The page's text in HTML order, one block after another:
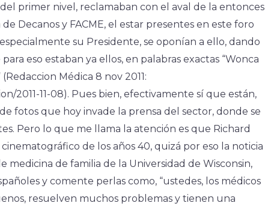
primer nivel, reclamaban con el aval de la entonces
Decanos y FACME, el estar presentes en este foro
su Presidente, se oponían a ello, dando
eso estaban ya ellos, en palabras exactas “Wonca
(Redaccion Médica 8 nov 2011:
2011-11-08). Pues bien, efectivamente sí que están,
fotos que hoy invade la prensa del sector, donde se
Pero lo que me llama la atención es que Richard
de los años 40, quizá por eso la noticia
medicina de familia de la Universidad de Wisconsin,
y comente perlas como, “ustedes, los médicos
resuelven muchos problemas y tienen una